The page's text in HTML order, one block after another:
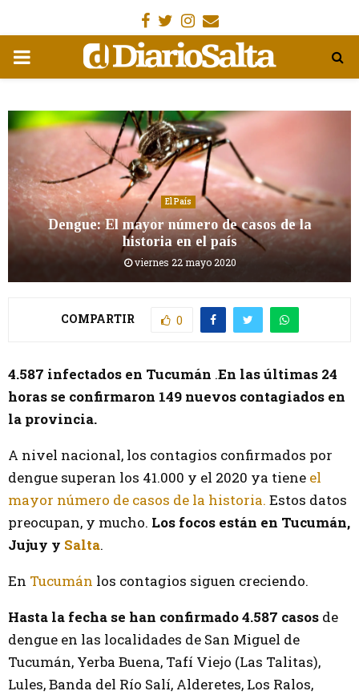
Facebook
Gorjeo
Instagram
Email
MENÚ
El País
Dengue: El mayor número de casos de la
historia en el país
viernes 22 mayo 2020
COMPARTIR 0
4.587 infectados en Tucumán .En las últimas 24
horas se confirmaron 149 nuevos contagiados en
la provincia.
A nivel nacional, los contagios confirmados por
dengue superan los 41.000 y el 2020 ya tiene el
mayor número de casos de la historia. Estos datos
preocupan, y mucho. Los focos están en Tucumán,
Jujuy y Salta.
En Tucumán los contagios siguen creciendo.
Hasta la fecha se han confirmado 4.587 casos de
dengue en las localidades de San Miguel de
Tucumán, Yerba Buena, Tafí Viejo (Las Talitas),
Lules, Banda del Río Salí, Alderetes, Los Ralos,